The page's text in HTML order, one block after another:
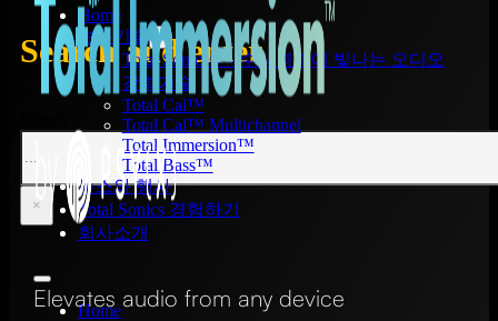
Search and enter...
×
Home
보유기술
Total Sonics® – 수상경력에 빛나는 오디오
강화기술
Total Cal™
Total Cal™ Multichannel
Total Immersion™
Total Bass™
뉴스와 행사
Total Sonics 경험하기
회사소개
Home
Elevates audio from any device